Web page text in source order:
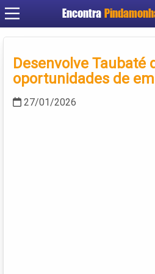
Encontra
Criar
Desenvolve Taubaté
oportunidades de
27/01/2026